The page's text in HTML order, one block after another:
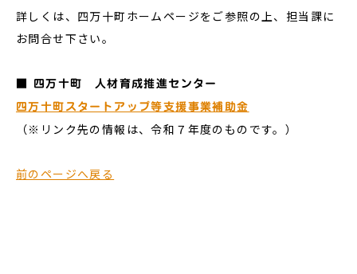
詳しくは、四万十町ホームページをご参照の上、担当課に
お問合せ下さい。
■ 四万十町 人材育成推進センター
四万十町スタートアップ等支援事業補助金
（※リンク先の情報は、令和７年度のものです。）
前のページへ戻る